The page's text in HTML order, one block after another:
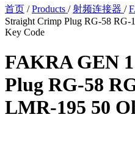
首页 / Products / 射频连接器 /
Straight Crimp Plug RG-58
Key Code
FAKRA GEN
Plug RG-58
LMR-195 50